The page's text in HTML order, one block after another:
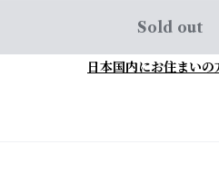
Sold out
日本国内にお住まいの